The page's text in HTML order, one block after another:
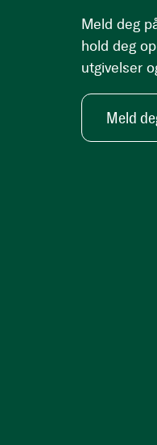
Meld deg
hold deg
utgivelser
Meld